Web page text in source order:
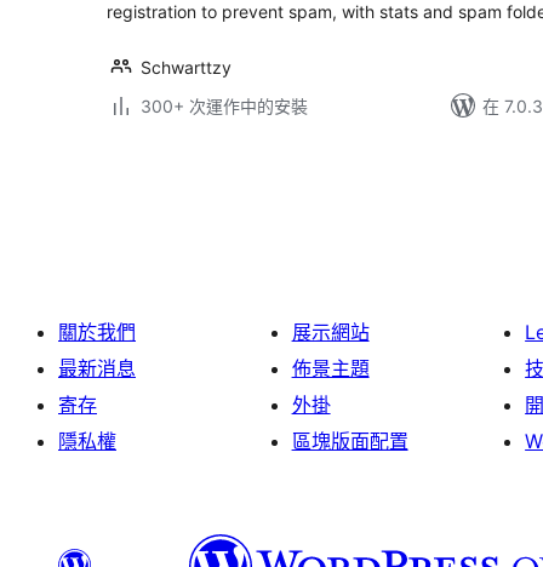
registration to prevent spam, with stats and spam
Schwarttzy
300+ 次運作中的安裝
在
關於我們
最新消息
寄存
隱私權
展示網站
佈景主題
外掛
區塊版面配置